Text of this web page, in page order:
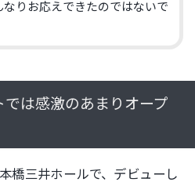
なりお応えできたのではないで
は感激のあまりオープ
三井ホールで、デビューし